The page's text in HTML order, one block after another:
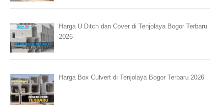
Harga U Ditch dan Cover di Tenjolaya Bogor Terbaru
2026
Harga Box Culvert di Tenjolaya Bogor Terbaru 2026